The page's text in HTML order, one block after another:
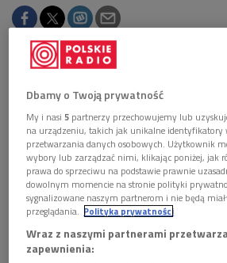
Obserwuj nas na
Pisarz, dramaturg, filozof,
publicysta. Laureat Nagrody
literatury z 1957 roku. Autor
"Upadku". 4 stycznia, w 64.
śmierci w wypadku
Alberta Camusa.
Dbamy o Twoją prywatność
My i nasi5 partnerzy przechowujemy lub
na urządzeniu, takich jak unikalne identyfikatory
przetwarzania danych osobowych. Użytkownik
wybory lub zarządzać nimi, klikając poniżej, jak
prawa do sprzeciwu na podstawie prawnie
dowolnym momencie na stronie polityki
sygnalizowane naszym partnerom i nie będą
przeglądania. Polityka prywatności
Wraz z naszymi partnerami
zapewnienia: